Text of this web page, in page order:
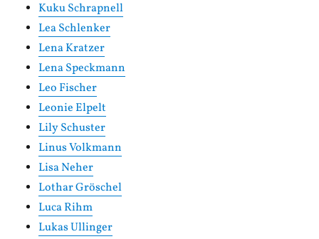
Kuku Schrapnell
Lea Schlenker
Lena Kratzer
Lena Speckmann
Leo Fischer
Leonie Elpelt
Lily Schuster
Linus Volkmann
Lisa Neher
Lothar Gröschel
Luca Rihm
Lukas Ullinger